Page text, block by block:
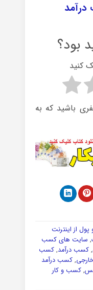
بود؟
کنید
باشید که به
از اینترنت
, سایت های کسب
, کسب درآمد, کسب
, کسب درآمد
, کسب و کار